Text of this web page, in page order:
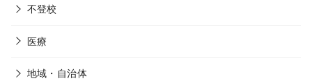
不登校
医療
地域・自治体